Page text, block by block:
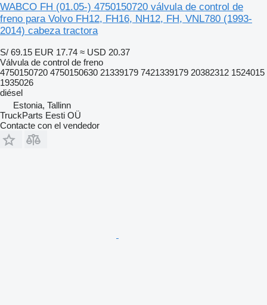
WABCO FH (01.05-) 4750150720 válvula de control de
freno para Volvo FH12, FH16, NH12, FH, VNL780 (1993-
2014) cabeza tractora
S/ 69.15 EUR 17.74 ≈ USD 20.37
Válvula de control de freno
4750150720 4750150630 21339179 7421339179 20382312 1524015
1935026
diésel
Estonia, Tallinn
TruckParts Eesti OÜ
Contacte con el vendedor